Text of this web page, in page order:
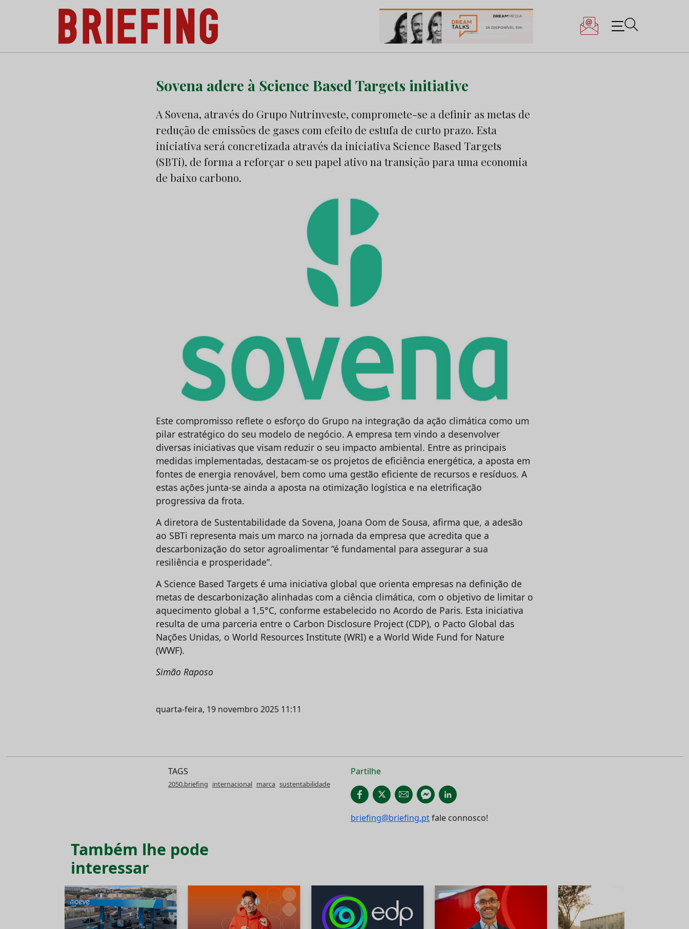
Briefing: Todas as notícias sobre os negócios do Marketing e da Publicidade
Sovena adere à Science Based Targets initiative
A Sovena, através do Grupo Nutrinveste, compromete-se a definir as metas de
redução de emissões de gases com efeito de estufa de curto prazo. Esta
iniciativa será concretizada através da iniciativa Science Based Targets
(SBTi), de forma a reforçar o seu papel ativo na transição para uma economia
de baixo carbono.
Este compromisso reflete o esforço do Grupo na integração da ação climática como um
pilar estratégico do seu modelo de negócio. A empresa tem vindo a desenvolver
diversas iniciativas que visam reduzir o seu impacto ambiental. Entre as principais
medidas implementadas, destacam-se os projetos de eficiência energética, a aposta em
fontes de energia renovável, bem como uma gestão eficiente de recursos e resíduos. A
estas ações junta-se ainda a aposta na otimização logística e na eletrificação
progressiva da frota.
A diretora de Sustentabilidade da Sovena, Joana Oom de Sousa, afirma que, a adesão
ao SBTi representa mais um marco na jornada da empresa que acredita que a
descarbonização do setor agroalimentar “é fundamental para assegurar a sua
resiliência e prosperidade”.
A Science Based Targets é uma iniciativa global que orienta empresas na definição de
metas de descarbonização alinhadas com a ciência climática, com o objetivo de limitar o
aquecimento global a 1,5°C, conforme estabelecido no Acordo de Paris. Esta iniciativa
resulta de uma parceria entre o Carbon Disclosure Project (CDP), o Pacto Global das
Nações Unidas, o World Resources Institute (WRI) e a World Wide Fund for Nature
(WWF).
Simão Raposo
quarta-feira, 19 novembro 2025 11:11
TAGS
2050.briefing internacional marca sustentabilidade
Partilhe
briefing@briefing.ptfale connosco!
Também lhe pode
interessar